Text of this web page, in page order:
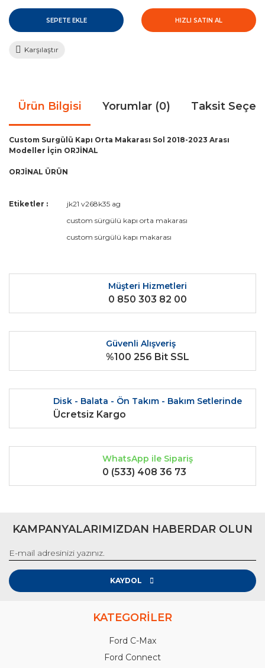
SEPETE EKLE HIZLI SATIN AL
Karşılaştır
Ürün Bilgisi Yorumlar (0) Taksit
Custom Surgülü Kapı Orta Makarası Sol 2018-2023 Arası
Modeller İçin ORJİNAL
ORJİNAL ÜRÜN
Bu ürüne ilk yorumu siz yapın!
Bu ürünün fiyat bilgisi, resim, ürün açıklamalarında ve diğer
kullanarak tarafımıza iletebilirsiniz.
Görüş ve önerileriniz için teşekkür ederiz.
Ürün açıklamasında eksik bilgiler bulunuyor.
Ürün bilgilerinde hatalar bulunuyor.
Ürün fiyatı diğer sitelerden daha pahalı.
Bu ürüne benzer farklı alternatifler olmalı.
Gönder
Etiketler :
jk21 v268k35 ag
custom sürgülü kapı orta makarası
custom sürgülü kapı makarası
Müşteri Hizmetleri
0 850 303 82 00
Güvenli Alışveriş
%100 256 Bit SSL
Disk - Balata - Ön Takım - Bakım Setlerinde
Ücretsiz Kargo
WhatsApp ile Sipariş
0 (533) 408 36 73
KAMPANYALARIMIZDAN HABERDAR OLUN
KAYDOL
KATEGORİLER
Ford C-Max
Ford Connect